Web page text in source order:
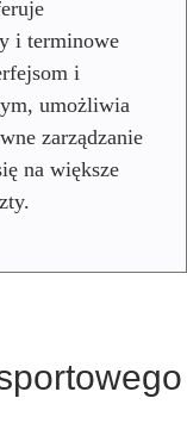
i terminowe
i
umożliwia
zarządzanie
na większe